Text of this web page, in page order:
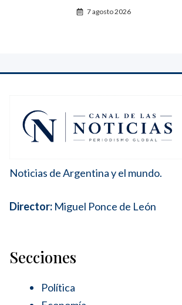
7 agosto 2026
Noticias de Argentina y el mundo.
Director: Miguel Ponce de León
Secciones
Política